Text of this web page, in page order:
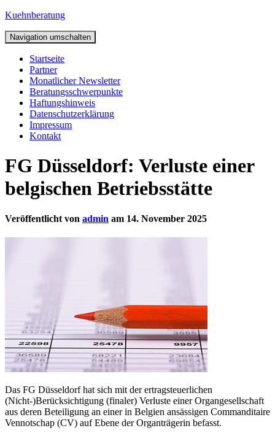
Kuehnberatung
Navigation umschalten
Startseite
Partner
Monatlicher Newsletter
Beratungsschwerpunkte
Haftungshinweis
Datenschutzerklärung
Impressum
Kontakt
FG Düsseldorf: Verluste einer
belgischen Betriebsstätte
Veröffentlicht von admin am 14. November 2025
Das FG Düsseldorf hat sich mit der ertragsteuerlichen
(Nicht-)Berücksichtigung (finaler) Verluste einer Organgesellschaft
aus deren Beteiligung an einer in Belgien ansässigen Commanditaire
Vennotschap (CV) auf Ebene der Organträgerin befasst.